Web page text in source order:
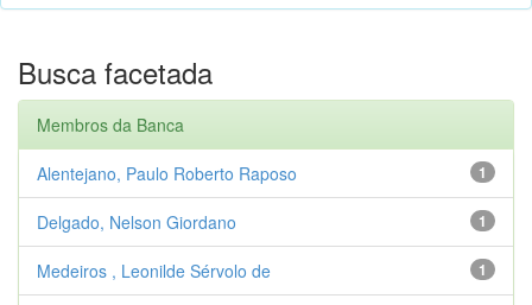
Busca facetada
Membros da Banca
1
Alentejano, Paulo Roberto Raposo
1
Delgado, Nelson Giordano
1
Medeiros , Leonilde Sérvolo de